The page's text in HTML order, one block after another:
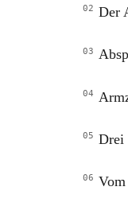
Der
Drei